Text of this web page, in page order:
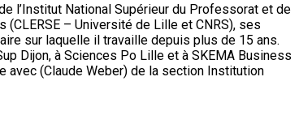
l’Institut National Supérieur du Professorat et de
(CLERSE – Université de Lille et CNRS), ses
sur laquelle il travaille depuis plus de 15 ans.
Dijon, à Sciences Po Lille et à SKEMA Business
avec (Claude Weber) de la section Institution